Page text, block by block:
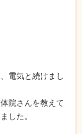
電気と続けまし
院さんを教えて
した。